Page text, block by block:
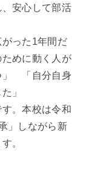
安心して部活
がった1年間だ
めに動く人が
」 「自分自身
」
。本校は令和
」しながら新
。